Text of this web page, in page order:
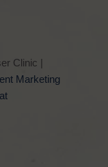
Clinic |
Marketing